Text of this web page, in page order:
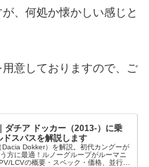
、何処か懐かしい感じと
意しておりますので、ご
ダチア ドッカー（2013-）に乗
ドスパスを解説します
Dacia Dokker）を解説。初代カングーが
方に最適！ルノーグループがルーマニ
LCVの概要・スペック・価格、並行輸